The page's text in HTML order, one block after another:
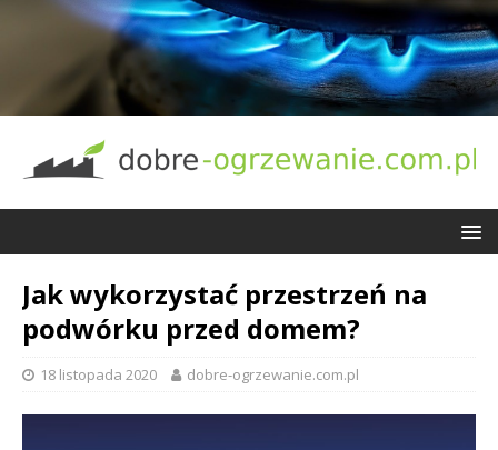
Jak wykorzystać przestrzeń na
podwórku przed domem?
18 listopada 2020 dobre-ogrzewanie.com.pl